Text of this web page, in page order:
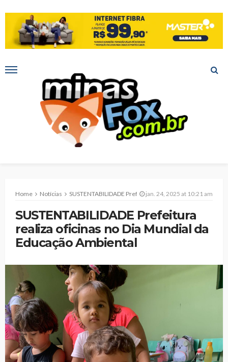
Home Notícias SUSTENTABILIDADE Prefeitura realiza oficinas no Dia Mundial da Educação Ambiental
jan. 24, 2025 at 10:21 am
SUSTENTABILIDADE Prefeitura
realiza oficinas no Dia Mundial da
Educação Ambiental